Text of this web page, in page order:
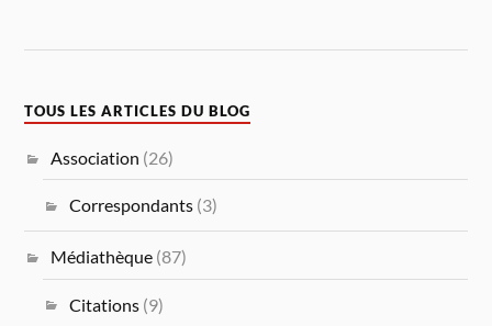
TOUS LES ARTICLES DU BLOG
Association (26)
Correspondants(3)
Médiathèque (87)
Citations(9)